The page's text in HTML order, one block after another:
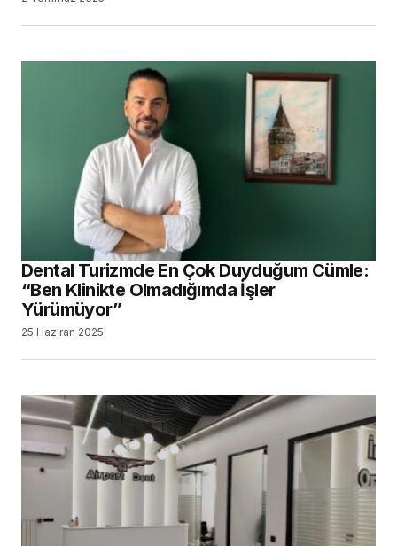
Dental Turizmde En Çok Duyduğum Cümle:
“Ben Klinikte Olmadığımda İşler
Yürümüyor”
25 Haziran 2025